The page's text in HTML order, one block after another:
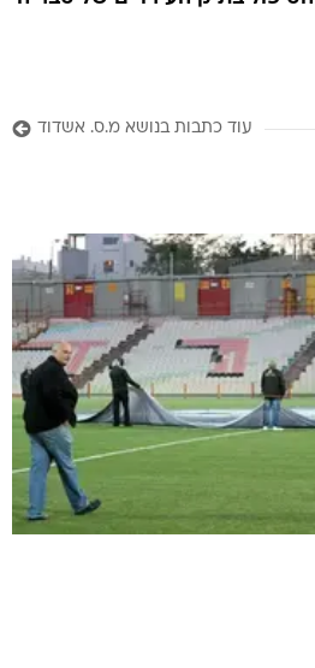
עוד כתבות בנושא מ.ס. אשדוד